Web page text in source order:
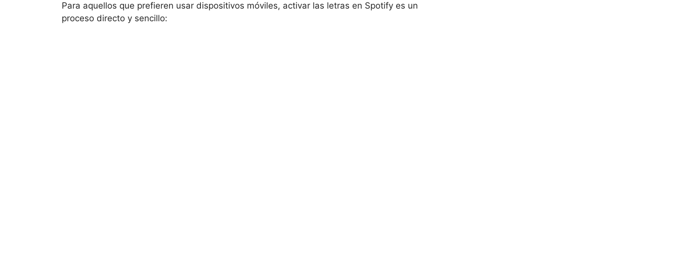
Para aquellos que prefieren usar dispositivos móviles, activar las letras en Spotify es un
proceso directo y sencillo: